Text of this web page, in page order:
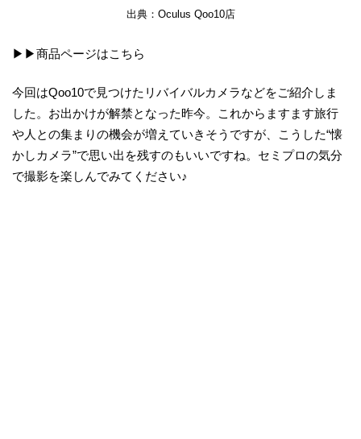
出典：Oculus Qoo10店
▶▶商品ページはこちら
今回はQoo10で見つけたリバイバルカメラなどをご紹介しま
した。お出かけが解禁となった昨今。これからますます旅行
や人との集まりの機会が増えていきそうですが、こうした“懐
かしカメラ”で思い出を残すのもいいですね。セミプロの気分
で撮影を楽しんでみてください♪